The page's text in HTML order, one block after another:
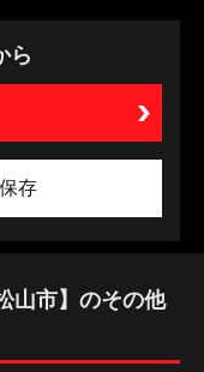
ら
存
山市】のその他